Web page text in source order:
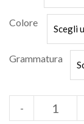
Colore
Grammatura
-